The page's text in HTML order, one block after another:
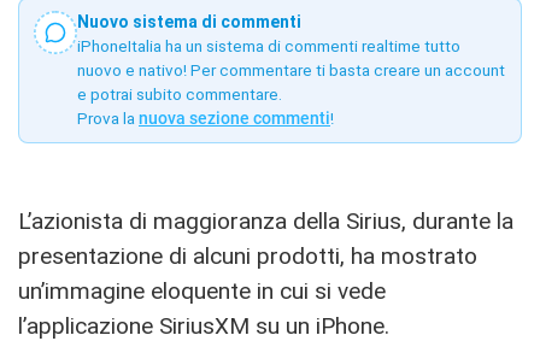
Nuovo sistema di commenti
iPhoneItalia ha un sistema di commenti realtime tutto
nuovo e nativo! Per commentare ti basta creare un account
e potrai subito commentare.
Prova la nuova sezione commenti!
L’azionista di maggioranza della Sirius, durante la
presentazione di alcuni prodotti, ha mostrato
un’immagine eloquente in cui si vede
l’applicazione SiriusXM su un iPhone.